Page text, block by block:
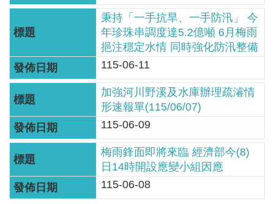
政
府
網
站
料
開
放
宣
告
隱
秉持「一手抗旱、一手防汛」 今
年珍珠串調度達5.2億噸 6月梅雨
挹注穩定水情 同時強化防汛整備
115-06-11
加強河川野溪及水庫辦理疏濬情
形速報單(115/06/07)
115-06-09
梅雨鋒面即將來臨 經濟部今(8)
日14時開設應變小組因應
115-06-08